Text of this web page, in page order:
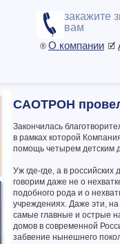
закажите
вам
® О компании 🗹
САОТРОН
Закончилась
в рамках которой
помощь четырем детским
Уж где-где, а в
говорим даже не о
подобного рода и о
учреждениях. Даже эти,
самые главные и острые
домов в современной
забвение нынешнего